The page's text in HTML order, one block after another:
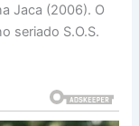
Jaca (2006). O
seriado S.O.S.